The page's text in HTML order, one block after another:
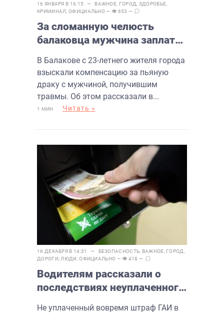
16 ЯНВАРЯ В 16:15 — ВАЖНОЕ ГОРОД ЗДОРОВЬЕ
КРИМИНАЛ ,ОФИЦИАЛЬНО— 👁 653 —
За сломанную челюсть
балаковца мужчина заплатил
В Балакове с 23-летнего жителя города
взыскали компенсацию за пьяную
драку с мужчиной, получившим
травмы. Об этом рассказали в...
1 МИН Читать »
16 ДЕКАБРЯ В 14:31 — БЕЗОПАСНОСТЬ ВАЖНОЕ ГОРОД
ДОРОГИ, ЛЮДИ ,ОФИЦИАЛЬНО — 👁 418 —
Водителям рассказали о
последствиях неуплаченного
Не уплаченный вовремя штраф ГАИ в